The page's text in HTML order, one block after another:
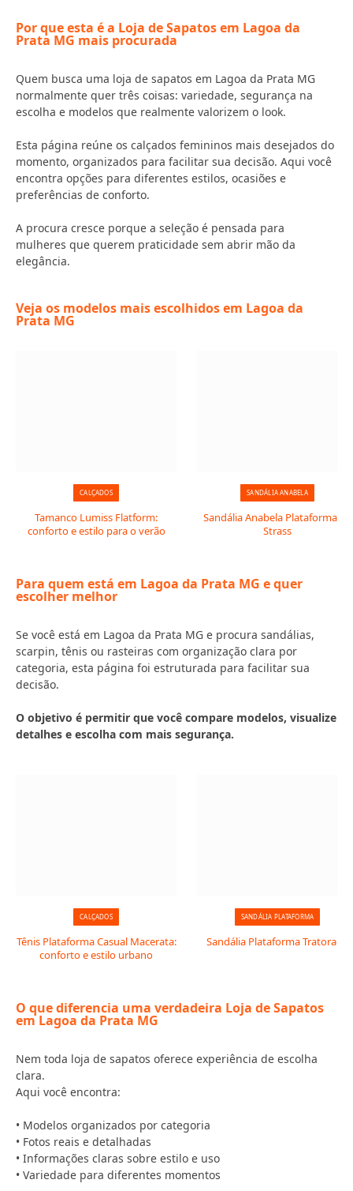
Por que esta é a Loja de Sapatos em Lagoa da
Prata MG mais procurada
Quem busca uma loja de sapatos em Lagoa da Prata MG
normalmente quer três coisas: variedade, segurança na
escolha e modelos que realmente valorizem o look.
Esta página reúne os calçados femininos mais desejados do
momento, organizados para facilitar sua decisão. Aqui você
encontra opções para diferentes estilos, ocasiões e
preferências de conforto.
A procura cresce porque a seleção é pensada para
mulheres que querem praticidade sem abrir mão da
elegância.
Veja os modelos mais escolhidos em Lagoa da
Prata MG
CALÇADOS
Tamanco Lumiss Flatform:
conforto e estilo para o verão
SANDÁLIA ANABELA
Sandália Anabela Plataforma de
Strass
Para quem está em Lagoa da Prata MG e quer
escolher melhor
Se você está em Lagoa da Prata MG e procura sandálias,
scarpin, tênis ou rasteiras com organização clara por
categoria, esta página foi estruturada para facilitar sua
decisão.
O objetivo é permitir que você compare modelos, visualize
detalhes e escolha com mais segurança.
CALÇADOS
Tênis Plataforma Casual Macerata:
conforto e estilo urbano
SANDÁLIA PLATAFORMA
Sandália Plataforma Tratorada
O que diferencia uma verdadeira Loja de Sapatos
em Lagoa da Prata MG
Nem toda loja de sapatos oferece experiência de escolha
clara.
Aqui você encontra:
• Modelos organizados por categoria
• Fotos reais e detalhadas
• Informações claras sobre estilo e uso
• Variedade para diferentes momentos